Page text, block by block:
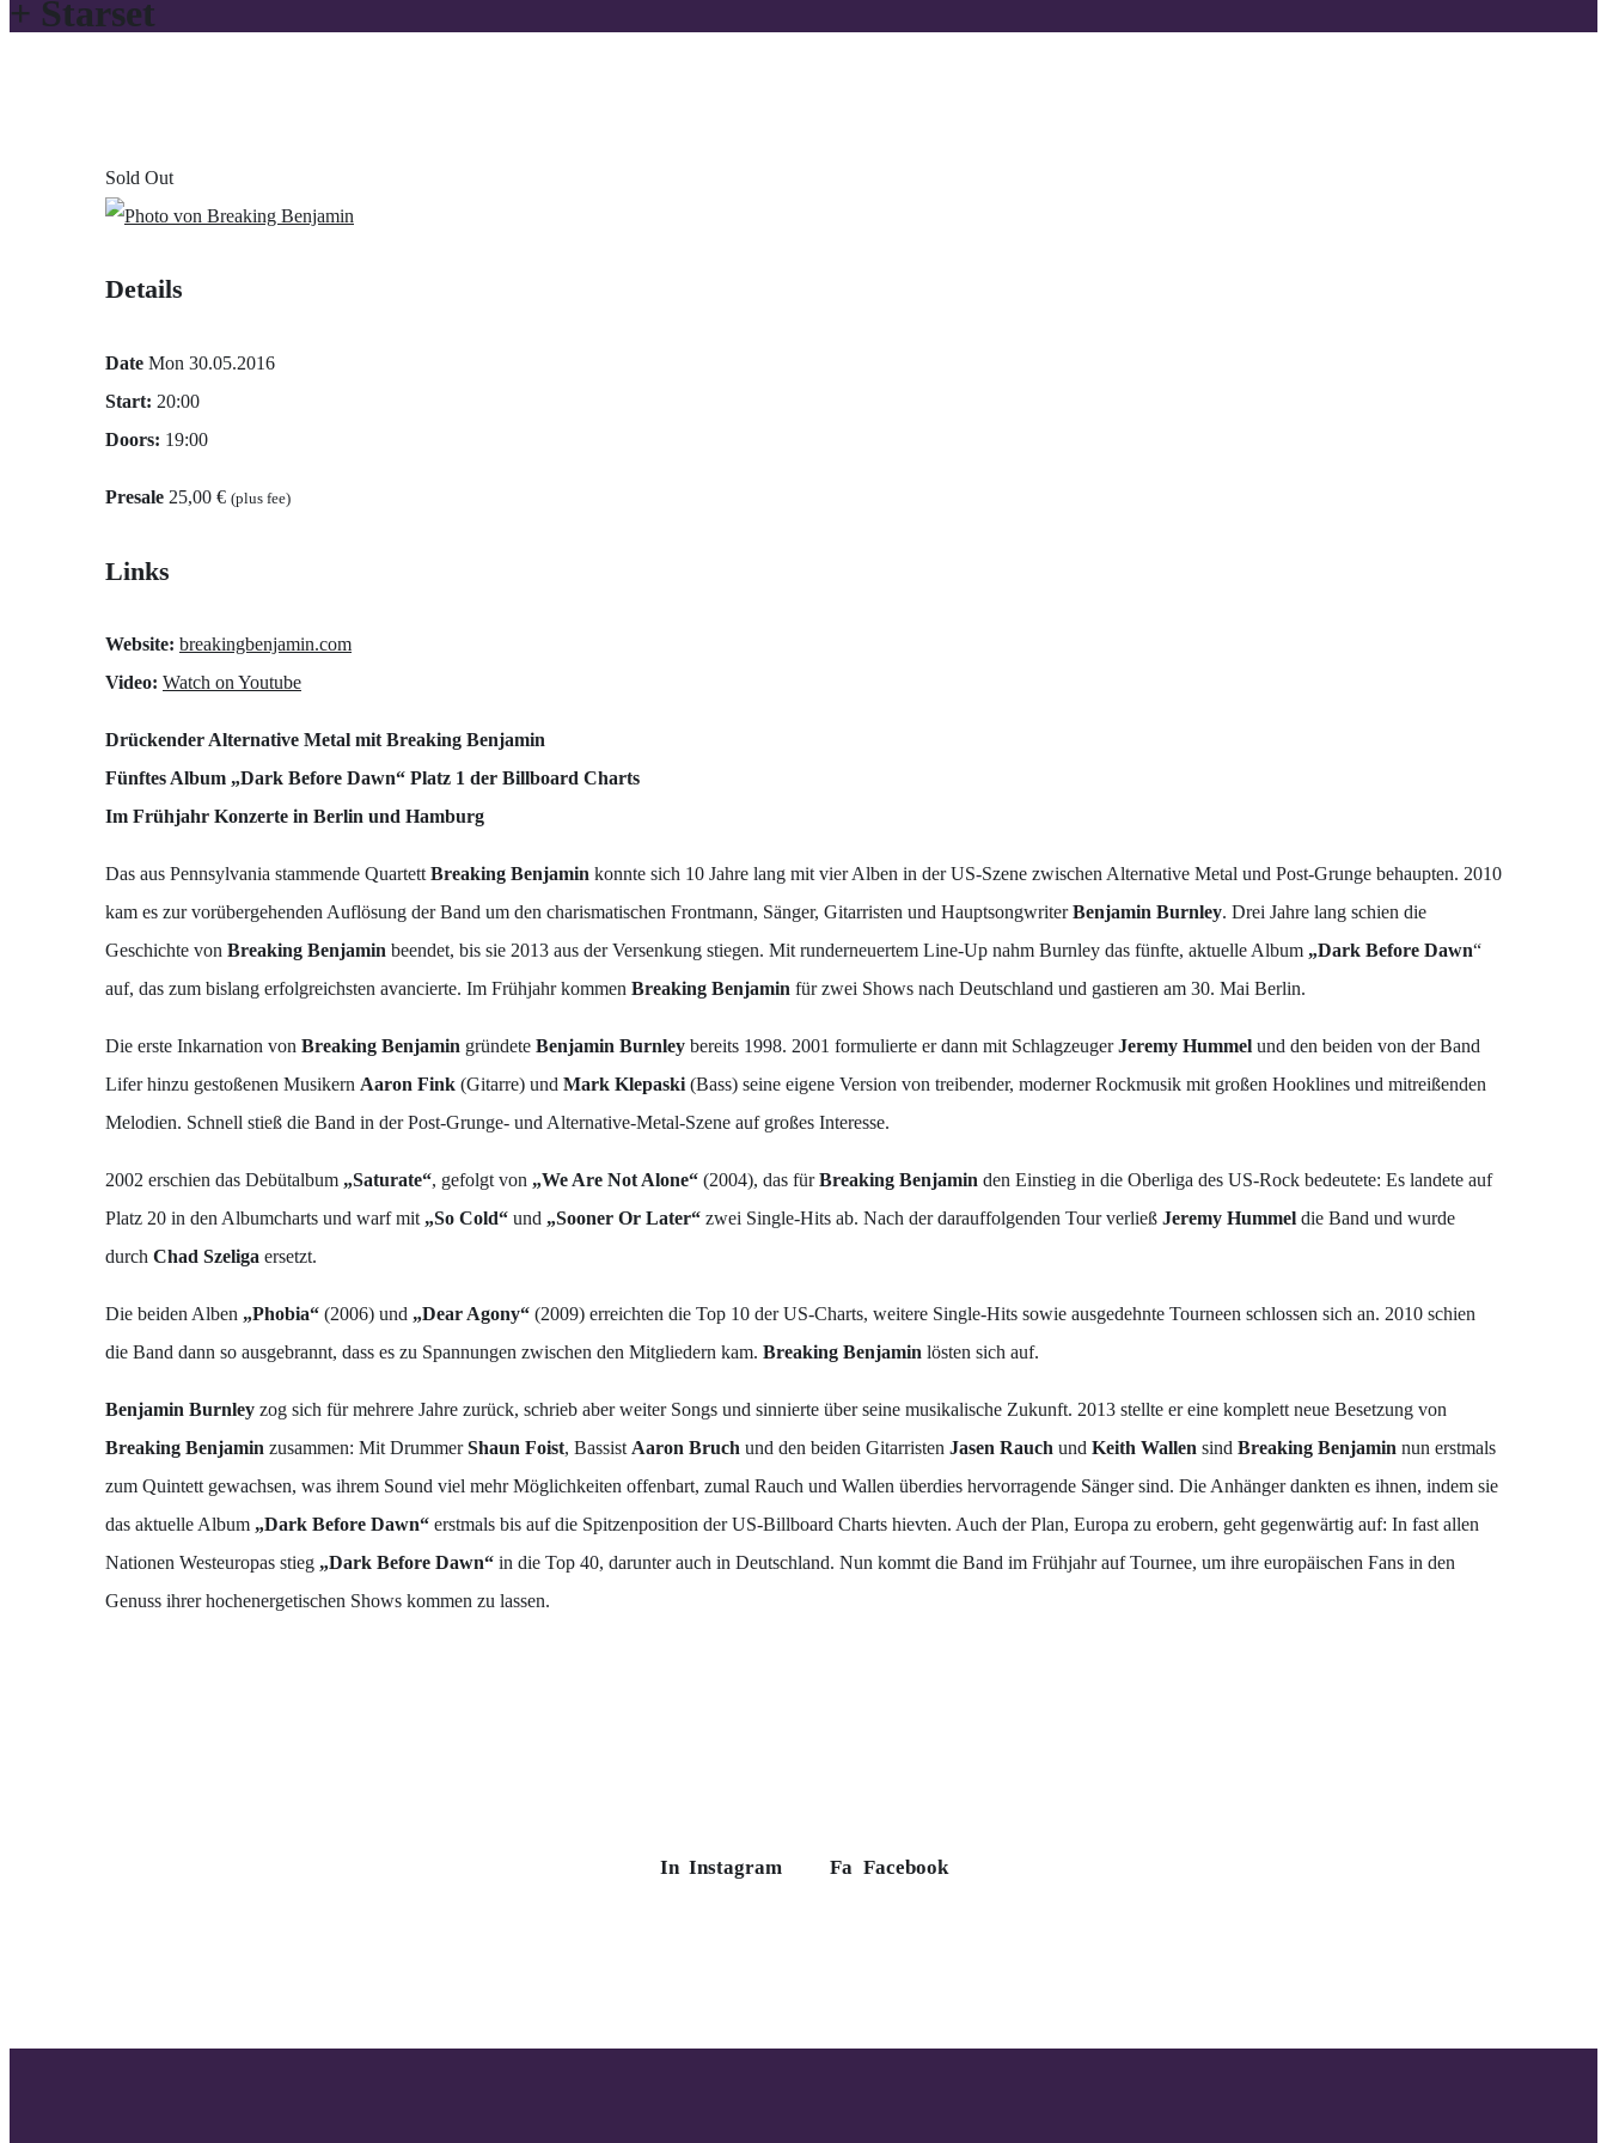
+ Starset
Sold Out
Details
Date Mon 30.05.2016
Start: 20:00
Doors: 19:00
Presale 25,00 € (plus fee)
Links
Website: breakingbenjamin.com
Video: Watch on Youtube
Drückender Alternative Metal mit Breaking Benjamin
Fünftes Album „Dark Before Dawn“ Platz 1 der Billboard Charts
Im Frühjahr Konzerte in Berlin und Hamburg
Das aus Pennsylvania stammende Quartett Breaking Benjamin konnte sich 10 Jahre lang mit vier Alben in der US-Szene zwischen Alternative Metal und Post-Grunge behaupten. 2010
kam es zur vorübergehenden Auflösung der Band um den charismatischen Frontmann, Sänger, Gitarristen und HauptsongwriterBenjamin Burnley. Drei Jahre lang schien die
Geschichte von Breaking Benjamin beendet, bis sie 2013 aus der Versenkung stiegen. Mit runderneuertem Line-Up nahm Burnley das fünfte, aktuelle Album „Dark Before Dawn“
auf, das zum bislang erfolgreichsten avancierte. Im Frühjahr kommen Breaking Benjamin für zwei Shows nach Deutschland und gastieren am 30. Mai Berlin.
Die erste Inkarnation von Breaking Benjamin gründete Benjamin Burnley bereits 1998. 2001 formulierte er dann mit SchlagzeugerJeremy Hummel und den beiden von der Band
Lifer hinzu gestoßenen Musikern Aaron Fink (Gitarre) und Mark Klepaski (Bass) seine eigene Version von treibender, moderner Rockmusik mit großen Hooklines und mitreißenden
Melodien. Schnell stieß die Band in der Post-Grunge- und Alternative-Metal-Szene auf großes Interesse.
2002 erschien das Debütalbum „Saturate“, gefolgt von „We Are Not Alone“ (2004), das fürBreaking Benjamin den Einstieg in die Oberliga des US-Rock bedeutete: Es landete auf
Platz 20 in den Albumcharts und warf mit „So Cold“ und „Sooner Or Later“ zwei Single-Hits ab. Nach der darauffolgenden Tour verließ Jeremy Hummel die Band und wurde
durch Chad Szeliga ersetzt.
Die beiden Alben „Phobia“ (2006) und „Dear Agony“ (2009) erreichten die Top 10 der US-Charts, weitere Single-Hits sowie ausgedehnte Tourneen schlossen sich an. 2010 schien
die Band dann so ausgebrannt, dass es zu Spannungen zwischen den Mitgliedern kam. Breaking Benjamin lösten sich auf.
Benjamin Burnley zog sich für mehrere Jahre zurück, schrieb aber weiter Songs und sinnierte über seine musikalische Zukunft. 2013 stellte er eine komplett neue Besetzung von
Breaking Benjamin zusammen: Mit DrummerShaun Foist, Bassist Aaron Bruch und den beiden Gitarristen Jasen Rauch und Keith Wallen sind Breaking Benjamin nun erstmals
zum Quintett gewachsen, was ihrem Sound viel mehr Möglichkeiten offenbart, zumal Rauch und Wallen überdies hervorragende Sänger sind. Die Anhänger dankten es ihnen, indem sie
das aktuelle Album „Dark Before Dawn“ erstmals bis auf die Spitzenposition der US-Billboard Charts hievten. Auch der Plan, Europa zu erobern, geht gegenwärtig auf: In fast allen
Nationen Westeuropas stieg „Dark Before Dawn“ in die Top 40, darunter auch in Deutschland. Nun kommt die Band im Frühjahr auf Tournee, um ihre europäischen Fans in den
Genuss ihrer hochenergetischen Shows kommen zu lassen.
In Instagram Fa Facebook